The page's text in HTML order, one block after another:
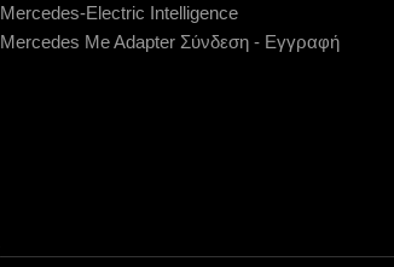
Mercedes-Electric Intelligence
Mercedes Me Adapter Σύνδεση - Εγγραφή